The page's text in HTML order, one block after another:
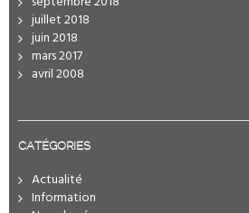
juillet 2018
juin 2018
mars 2017
avril 2008
CATÉGORIES
Actualité
Information